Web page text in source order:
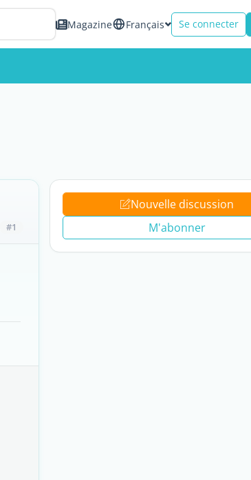
Magazine Français Se connecter
#1
Nouvelle discussion
M'abonner